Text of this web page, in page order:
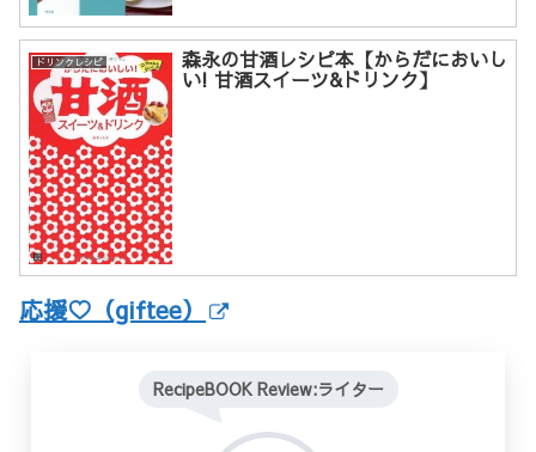
ドリンクレシピ 森永の甘酒レシピ本【からだにおいし
い! 甘酒スイーツ&ドリンク】
応援♡（giftee）
RecipeBOOK Review:ライター